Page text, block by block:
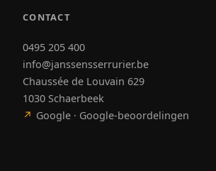
CONTACT
0495 205 400
info@janssensserrurier.be
Chaussée de Louvain 629
1030 Schaerbeek
↗ Google · Google-beoordelingen